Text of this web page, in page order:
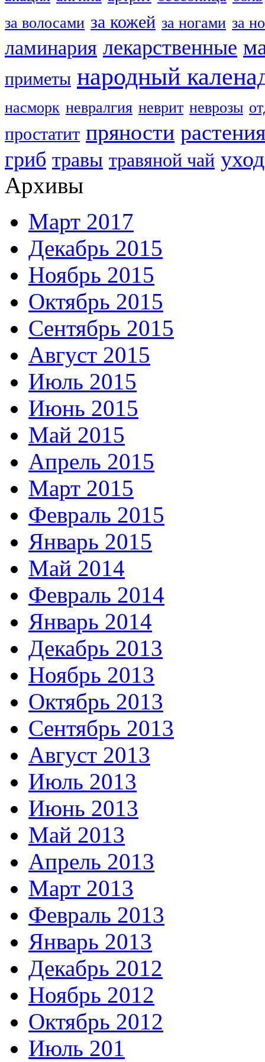
за волосами за кожей за ногами за
ламинария лекарственные
приметы народный
насморк невралгия неврит неврозы
простатит пряности растения
гриб травы травяной чай уход
Архивы
Март 2017
Декабрь 2015
Ноябрь 2015
Октябрь 2015
Сентябрь 2015
Август 2015
Июль 2015
Июнь 2015
Май 2015
Апрель 2015
Март 2015
Февраль 2015
Январь 2015
Май 2014
Февраль 2014
Январь 2014
Декабрь 2013
Ноябрь 2013
Октябрь 2013
Сентябрь 2013
Август 2013
Июль 2013
Июнь 2013
Май 2013
Апрель 2013
Март 2013
Февраль 2013
Январь 2013
Декабрь 2012
Ноябрь 2012
Октябрь 2012
Июль 201